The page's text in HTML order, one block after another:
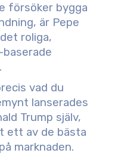
försöker bygga
är Pepe
roliga,
vad du
lanserades
Trump själv,
ett av de bästa
marknaden.